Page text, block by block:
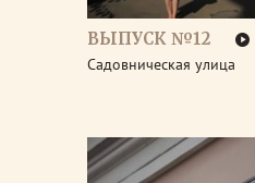
ВЫПУСК №12
Садовническая улица